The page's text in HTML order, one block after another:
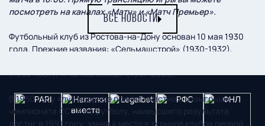
посмотреть на каналах «Матч» и «Матч Премьер».
Футбольный клуб из Ростова-на-Дону основан 10 мая 1930
года. Прежние названия: «Сельмашстрой» (1930-1932),
(1953-1957), «Ростсельмаш» (1957-2003).
В 1950 году клуб впервые принял участие в розыгрыше
чемпионата СССР по футболу, наивысшего результата
достиг в 1991 году, заняв 4 место в турнире клубов первой
ВСЕ НОВОСТИ